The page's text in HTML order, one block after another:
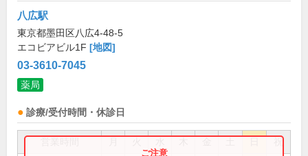
八広駅
東京都墨田区八広4-48-5
エコビアビル1F [地図]
03-3610-7045
薬局
診療/受付時間・休診日
祝